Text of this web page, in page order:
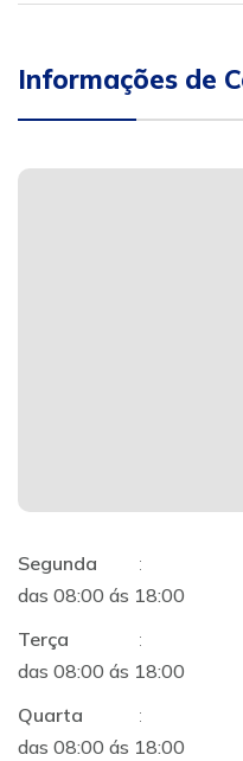
Informações de
Segunda
:
das 08:00 ás 18:00
Terça
:
das 08:00 ás 18:00
Quarta
:
das 08:00 ás 18:00